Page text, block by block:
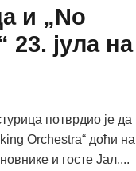
и „No
јула на
потврдио је да
Orchestrа“ доћи на
и госте Јал....